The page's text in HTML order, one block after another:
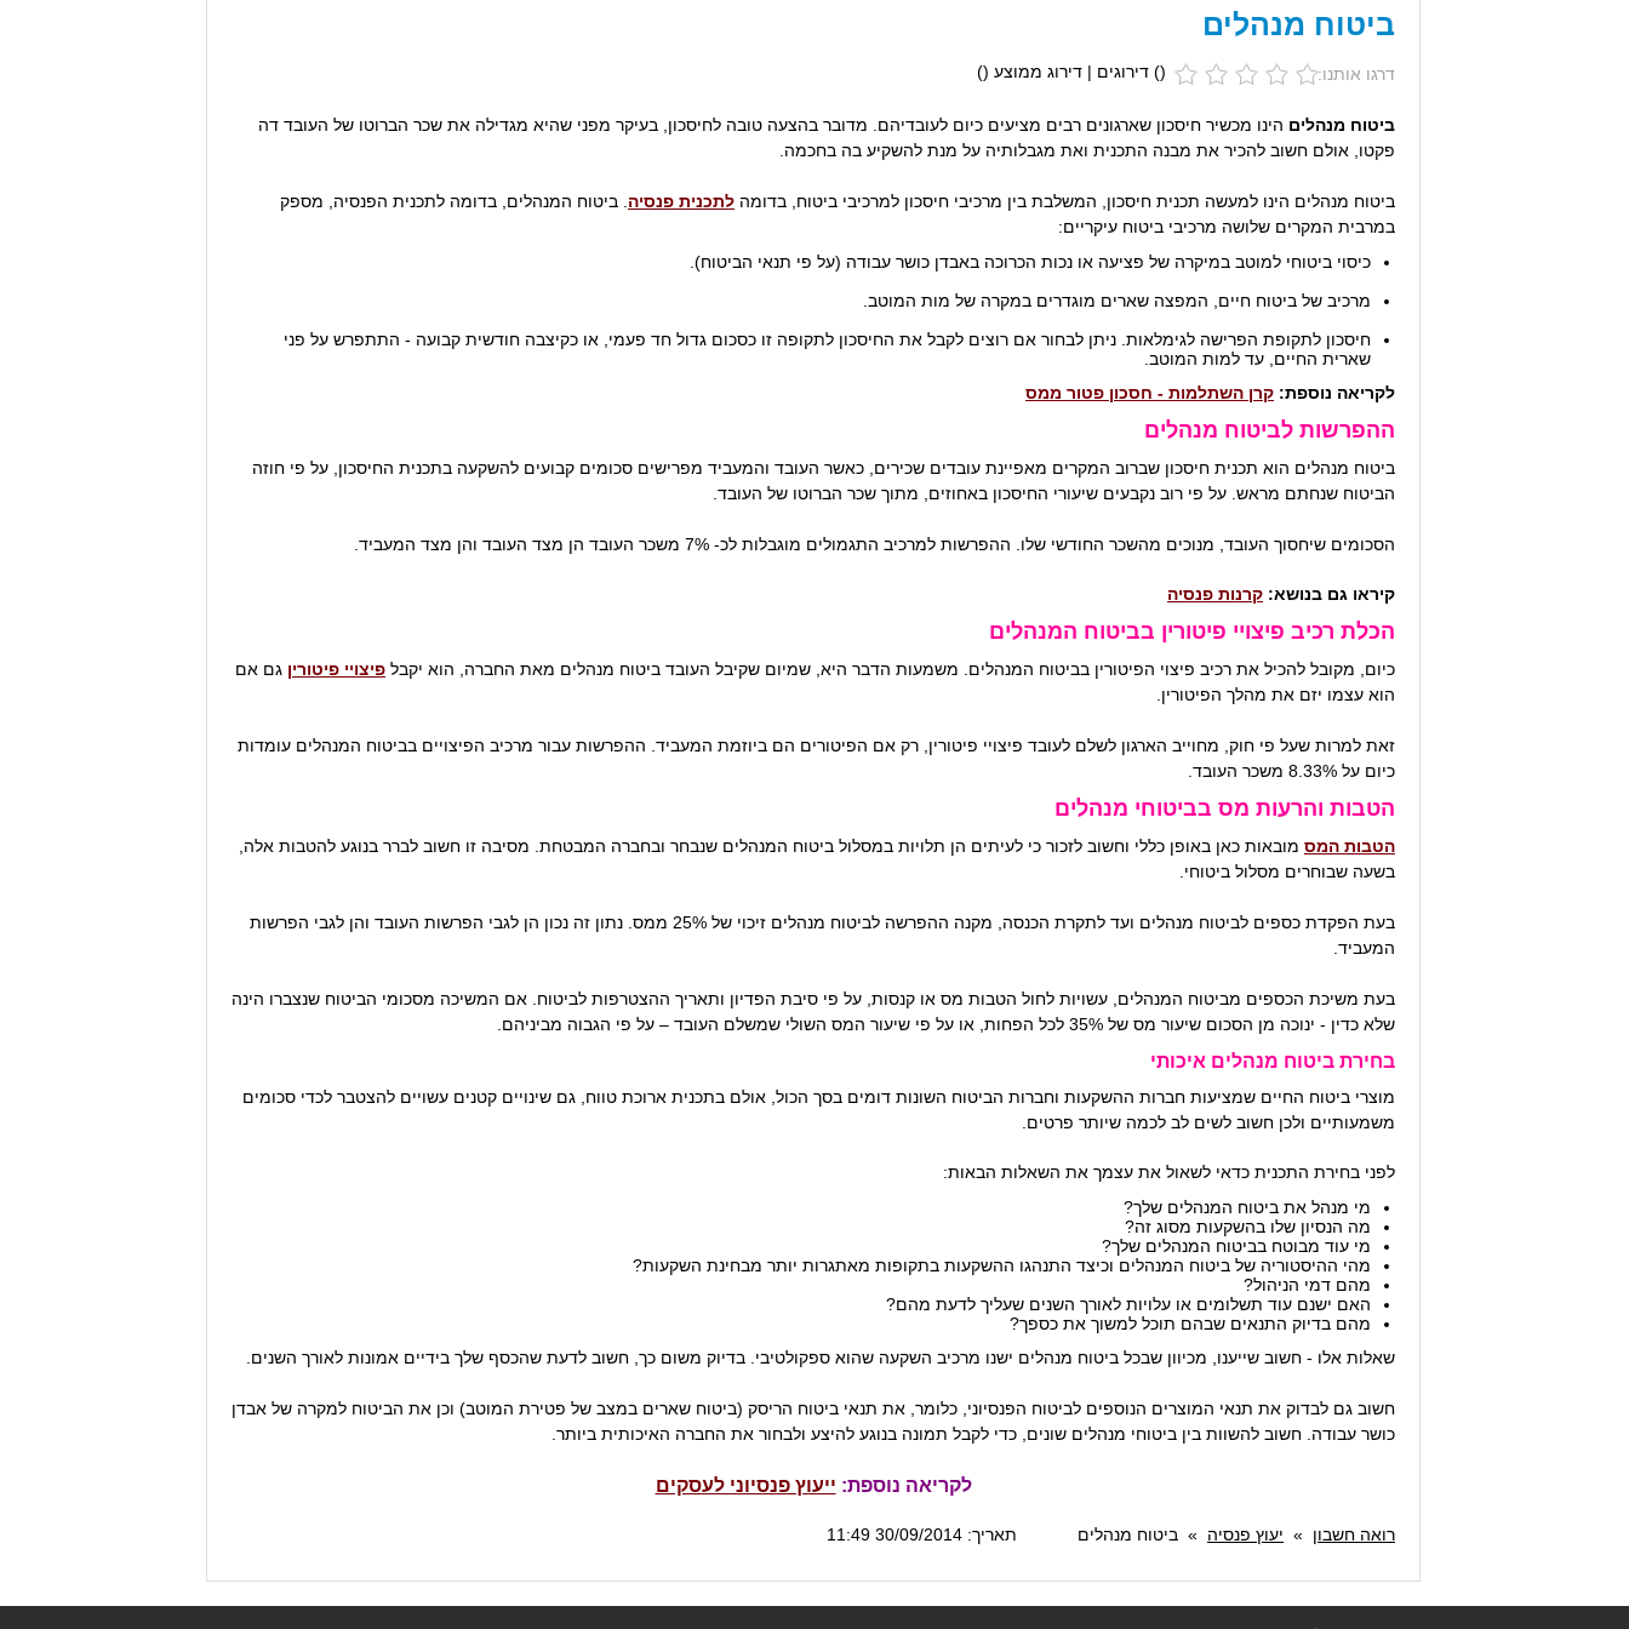
ביטוח מנהלים
דרגו אותנו: () דירוגים | דירוג ממוצע ()
ביטוח מנהלים הינו מכשיר חיסכון שארגונים רבים מציעים כיום לעובדיהם. מדובר בהצעה טובה לחיסכון, בעיקר מפני שהיא מגדילה את שכר הברוטו של העובד דה
פקטו, אולם חשוב להכיר את מבנה התכנית ואת מגבלותיה על מנת להשקיע בה בחכמה.
ביטוח מנהלים הינו למעשה תכנית חיסכון, המשלבת בין מרכיבי חיסכון למרכיבי ביטוח, בדומה לתכנית פנסיה . ביטוח המנהלים, בדומה לתכנית הפנסיה, מספק
במרבית המקרים שלושה מרכיבי ביטוח עיקריים:
כיסוי ביטוחי למוטב במיקרה של פציעה או נכות הכרוכה באבדן כושר עבודה (על פי תנאי הביטוח).
מרכיב של ביטוח חיים, המפצה שארים מוגדרים במקרה של מות המוטב.
חיסכון לתקופת הפרישה לגימלאות. ניתן לבחור אם רוצים לקבל את החיסכון לתקופה זו כסכום גדול חד פעמי, או כקיצבה חודשית קבועה - התתפרש על פני
שארית החיים, עד למות המוטב.
לקריאה נוספת: קרן השתלמות - חסכון פטור ממס
ההפרשות לביטוח מנהלים
ביטוח מנהלים הוא תכנית חיסכון שברוב המקרים מאפיינת עובדים שכירים, כאשר העובד והמעביד מפרישים סכומים קבועים להשקעה בתכנית החיסכון, על פי חוזה
הביטוח שנחתם מראש. על פי רוב נקבעים שיעורי החיסכון באחוזים, מתוך שכר הברוטו של העובד.
הסכומים שיחסוך העובד, מנוכים מהשכר החודשי שלו. ההפרשות למרכיב התגמולים מוגבלות לכ- 7% משכר העובד הן מצד העובד והן מצד המעביד.
קיראו גם בנושא: קרנות פנסיה
הכלת רכיב פיצויי פיטורין בביטוח המנהלים
כיום, מקובל להכיל את רכיב פיצוי הפיטורין בביטוח המנהלים. משמעות הדבר היא, שמיום שקיבל העובד ביטוח מנהלים מאת החברה, הוא יקבל פיצויי פיטורין גם אם
הוא עצמו יזם את מהלך הפיטורין.
זאת למרות שעל פי חוק, מחוייב הארגון לשלם לעובד פיצויי פיטורין, רק אם הפיטורים הם ביוזמת המעביד. ההפרשות עבור מרכיב הפיצויים בביטוח המנהלים עומדות
כיום על 8.33% משכר העובד.
הטבות והרעות מס בביטוחי מנהלים
הטבות המס מובאות כאן באופן כללי וחשוב לזכור כי לעיתים הן תלויות במסלול ביטוח המנהלים שנבחר ובחברה המבטחת. מסיבה זו חשוב לברר בנוגע להטבות אלה,
בשעה שבוחרים מסלול ביטוחי.
בעת הפקדת כספים לביטוח מנהלים ועד לתקרת הכנסה, מקנה ההפרשה לביטוח מנהלים זיכוי של 25% ממס. נתון זה נכון הן לגבי הפרשות העובד והן לגבי הפרשות
המעביד.
בעת משיכת הכספים מביטוח המנהלים, עשויות לחול הטבות מס או קנסות, על פי סיבת הפדיון ותאריך ההצטרפות לביטוח. אם המשיכה מסכומי הביטוח שנצברו הינה
שלא כדין - ינוכה מן הסכום שיעור מס של 35% לכל הפחות, או על פי שיעור המס השולי שמשלם העובד – על פי הגבוה מביניהם.
בחירת ביטוח מנהלים איכותי
מוצרי ביטוח החיים שמציעות חברות ההשקעות וחברות הביטוח השונות דומים בסך הכול, אולם בתכנית ארוכת טווח, גם שינויים קטנים עשויים להצטבר לכדי סכומים
משמעותיים ולכן חשוב לשים לב לכמה שיותר פרטים.
לפני בחירת התכנית כדאי לשאול את עצמך את השאלות הבאות:
מי מנהל את ביטוח המנהלים שלך?
מה הנסיון שלו בהשקעות מסוג זה?
מי עוד מבוטח בביטוח המנהלים שלך?
מהי ההיסטוריה של ביטוח המנהלים וכיצד התנהגו ההשקעות בתקופות מאתגרות יותר מבחינת השקעות?
מהם דמי הניהול?
האם ישנם עוד תשלומים או עלויות לאורך השנים שעליך לדעת מהם?
מהם בדיוק התנאים שבהם תוכל למשוך את כספך?
שאלות אלו - חשוב שייענו, מכיוון שבכל ביטוח מנהלים ישנו מרכיב השקעה שהוא ספקולטיבי. בדיוק משום כך, חשוב לדעת שהכסף שלך בידיים אמונות לאורך השנים.
חשוב גם לבדוק את תנאי המוצרים הנוספים לביטוח הפנסיוני, כלומר, את תנאי ביטוח הריסק (ביטוח שארים במצב של פטירת המוטב) וכן את הביטוח למקרה של אבדן
כושר עבודה. חשוב להשוות בין ביטוחי מנהלים שונים, כדי לקבל תמונה בנוגע להיצע ולבחור את החברה האיכותית ביותר.
לקריאה נוספת: ייעוץ פנסיוני לעסקים
רואה חשבון » יעוץ פנסיה » ביטוח מנהלים תאריך: 30/09/2014 11:49